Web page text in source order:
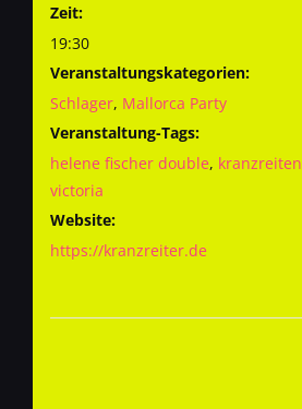
Zeit:
19:30
Veranstaltungskategorien:
Schlager, Mallorca Party
Veranstaltung-Tags:
helene fischer double, kranzreiten
victoria
Website:
https://kranzreiter.de